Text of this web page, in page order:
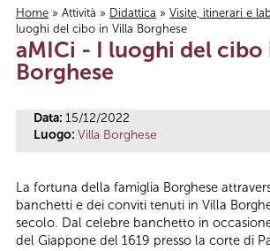
Tu sei qui
Home » Attività » Didattica » Visite, itinerari e
luoghi del cibo in Villa Borghese
aMICi - I luoghi del cibo
Borghese
Data: 15/12/2022
Luogo: Villa Borghese
La fortuna della famiglia Borghese
banchetti e dei conviti tenuti in Villa
secolo. Dal celebre banchetto in
del Giappone del 1619 presso la corte di